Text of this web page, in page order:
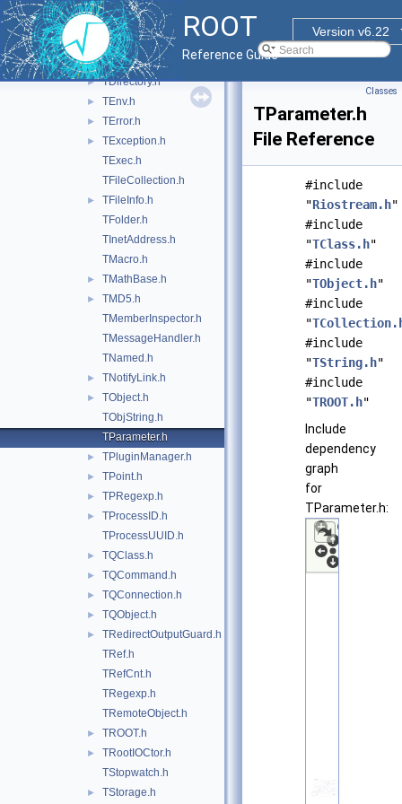
ROOT
Version v6.22
Reference Guide
► TBuffer3DTypes.h
► TColor.h
TColorGradient.h
► TDatime.h
► TDirectory.h
► TEnv.h
► TError.h
►
TException.h
TExec.h
TFileCollection.h
►
TFileInfo.h
TFolder.h
TInetAddress.h
TMacro.h
► TMathBase.h
►
TMD5.h
TMemberInspector.h
TMessageHandler.h
TNamed.h
► TNotifyLink.h
►
TObject.h
TObjString.h
TParameter.h
► TPluginManager.h
► TPoint.h
► TPRegexp.h
►
TProcessID.h
TProcessUUID.h
► TQClass.h
► TQCommand.h
► TQConnection.h
► TQObject.h
►
TRedirectOutputGuard.h
TRef.h
TRefCnt.h
TRegexp.h
TRemoteObject.h
► TROOT.h
►
TRootIOCtor.h
TStopwatch.h
► TStorage.h
Classes
TParameter.h
File Reference
#include
"Riostream.h"
#include
"TClass.h"
#include
"TObject.h"
#include
"
#include
"TString.h"
#include
"TROOT.h"
Include
dependency
graph
for
TParameter.h: